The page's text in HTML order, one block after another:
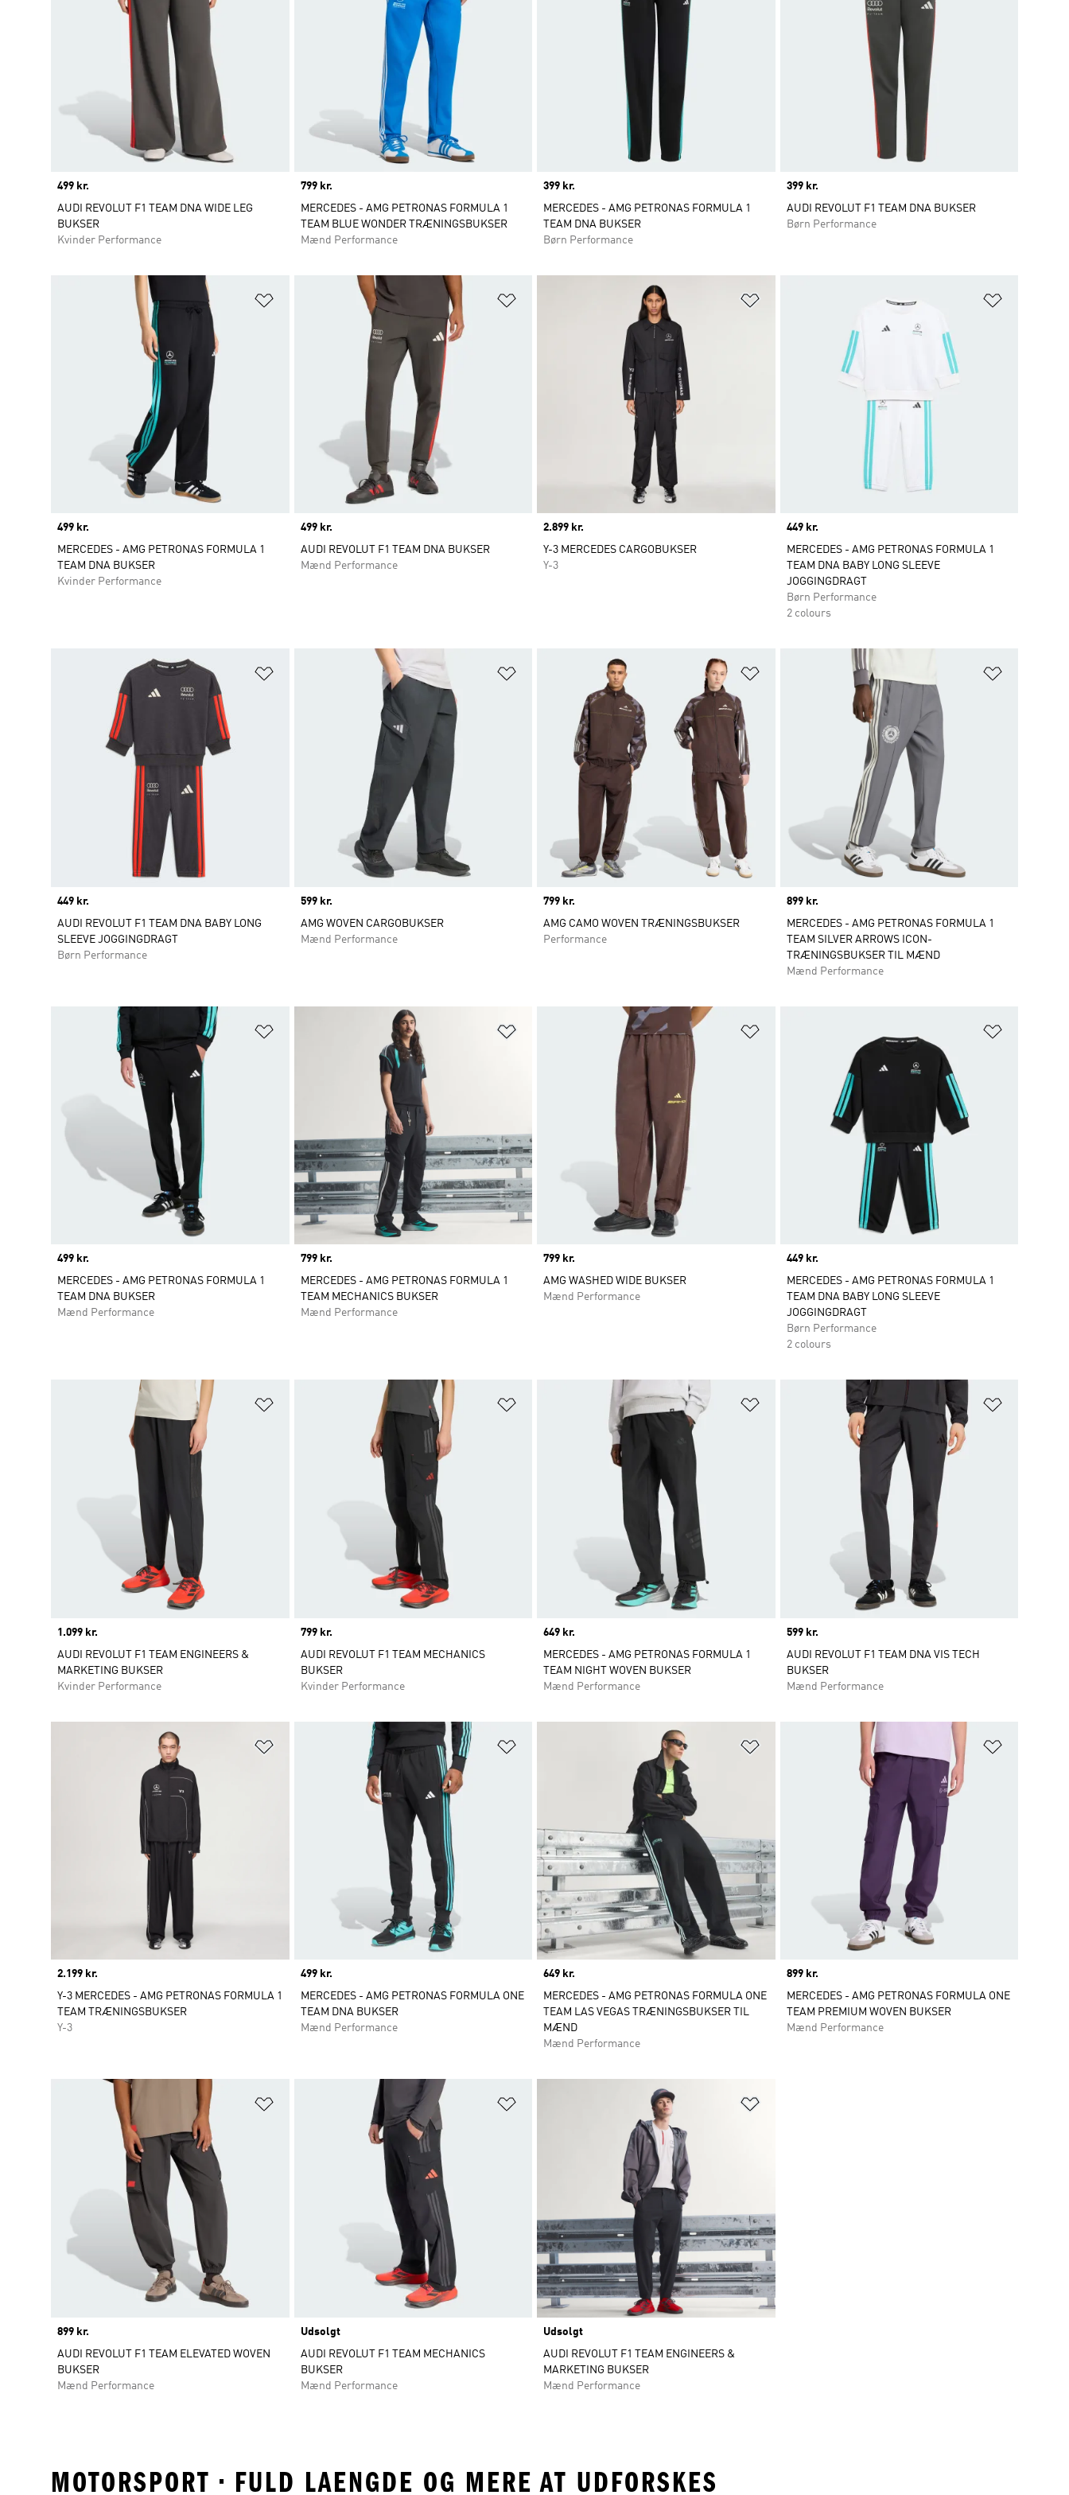
Price
499 kr.
AUDI REVOLUT F1 TEAM DNA WIDE LEG
BUKSER
Kvinder Performance
Price
799 kr.
MERCEDES - AMG PETRONAS FORMULA 1
TEAM BLUE WONDER TRÆNINGSBUKSER
Mænd Performance
Price
399 kr.
MERCEDES - AMG PETRONAS FORMULA 1
TEAM DNA BUKSER
Børn Performance
Price
399 kr.
AUDI REVOLUT F1 TEAM DNA BUKSER
Børn Performance
Føj til ønskeliste
Price
499 kr.
MERCEDES - AMG PETRONAS FORMULA 1
TEAM DNA BUKSER
Kvinder Performance
Price
499 kr.
AUDI REVOLUT F1 TEAM DNA BUKSER
Mænd Performance
Price
2.899 kr.
Y-3 MERCEDES CARGOBUKSER
Y-3
Price
449 kr.
MERCEDES - AMG PETRONAS FORMULA 1
TEAM DNA BABY LONG SLEEVE
JOGGINGDRAGT
Børn Performance
2 colours
Price
449 kr.
AUDI REVOLUT F1 TEAM DNA BABY LONG
SLEEVE JOGGINGDRAGT
Børn Performance
Føj til ønskeliste
Price
599 kr.
AMG WOVEN CARGOBUKSER
Mænd Performance
Price
799 kr.
AMG CAMO WOVEN TRÆNINGSBUKSER
Performance
Price
899 kr.
MERCEDES - AMG PETRONAS FORMULA 1
TEAM SILVER ARROWS ICON-
TRÆNINGSBUKSER TIL MÆND
Mænd Performance
Price
499 kr.
MERCEDES - AMG PETRONAS FORMULA 1
TEAM DNA BUKSER
Mænd Performance
Price
799 kr.
MERCEDES - AMG PETRONAS FORMULA 1
TEAM MECHANICS BUKSER
Mænd Performance
Price
799 kr.
AMG WASHED WIDE BUKSER
Mænd Performance
Price
449 kr.
MERCEDES - AMG PETRONAS FORMULA 1
TEAM DNA BABY LONG SLEEVE
JOGGINGDRAGT
Børn Performance
2 colours
Price
1.099 kr.
AUDI REVOLUT F1 TEAM ENGINEERS &
MARKETING BUKSER
Kvinder Performance
Price
799 kr.
AUDI REVOLUT F1 TEAM MECHANICS
BUKSER
Kvinder Performance
Føj til ønskeliste
Price
649 kr.
MERCEDES - AMG PETRONAS FORMULA 1
TEAM NIGHT WOVEN BUKSER
Mænd Performance
Price
599 kr.
AUDI REVOLUT F1 TEAM DNA VIS TECH
BUKSER
Mænd Performance
Price
2.199 kr.
Y-3 MERCEDES - AMG PETRONAS FORMULA 1
TEAM TRÆNINGSBUKSER
Y-3
Price
499 kr.
MERCEDES - AMG PETRONAS FORMULA ONE
TEAM DNA BUKSER
Mænd Performance
Price
649 kr.
MERCEDES - AMG PETRONAS FORMULA ONE
TEAM LAS VEGAS TRÆNINGSBUKSER TIL
MÆND
Mænd Performance
Price
899 kr.
MERCEDES - AMG PETRONAS FORMULA ONE
TEAM PREMIUM WOVEN BUKSER
Mænd Performance
Price
899 kr.
AUDI REVOLUT F1 TEAM ELEVATED WOVEN
BUKSER
Mænd Performance
Udsolgt
AUDI REVOLUT F1 TEAM MECHANICS
BUKSER
Mænd Performance
Udsolgt
AUDI REVOLUT F1 TEAM ENGINEERS &
MARKETING BUKSER
Mænd Performance
MOTORSPORT • FULD LAENGDE OG MERE AT UDFORSKES